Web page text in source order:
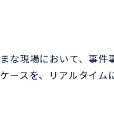
な現場において、事
ースを、リアルタイム